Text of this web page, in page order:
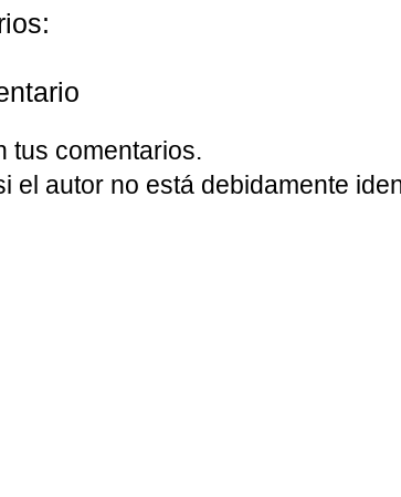
tus comentarios.
el autor no está debidamente